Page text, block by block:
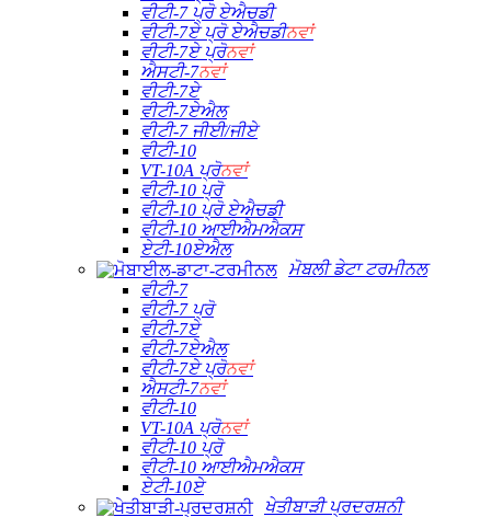
ਵੀਟੀ-7 ਪ੍ਰੋ ਏਐਚਡੀ
ਵੀਟੀ-7ਏ ਪ੍ਰੋ ਏਐਚਡੀਨਵਾਂ
ਵੀਟੀ-7ਏ ਪ੍ਰੋਨਵਾਂ
ਐਸਟੀ-7ਨਵਾਂ
ਵੀਟੀ-7ਏ
ਵੀਟੀ-7ਏਐਲ
ਵੀਟੀ-7 ਜੀਈ/ਜੀਏ
ਵੀਟੀ-10
VT-10A ਪ੍ਰੋਨਵਾਂ
ਵੀਟੀ-10 ਪ੍ਰੋ
ਵੀਟੀ-10 ਪ੍ਰੋ ਏਐਚਡੀ
ਵੀਟੀ-10 ਆਈਐਮਐਕਸ
ਏਟੀ-10ਏਐਲ
ਮੋਬਲੀ ਡੇਟਾ ਟਰਮੀਨਲ
ਵੀਟੀ-7
ਵੀਟੀ-7 ਪ੍ਰੋ
ਵੀਟੀ-7ਏ
ਵੀਟੀ-7ਏਐਲ
ਵੀਟੀ-7ਏ ਪ੍ਰੋਨਵਾਂ
ਐਸਟੀ-7ਨਵਾਂ
ਵੀਟੀ-10
VT-10A ਪ੍ਰੋਨਵਾਂ
ਵੀਟੀ-10 ਪ੍ਰੋ
ਵੀਟੀ-10 ਆਈਐਮਐਕਸ
ਏਟੀ-10ਏ
ਖੇਤੀਬਾੜੀ ਪ੍ਰਦਰਸ਼ਨੀ